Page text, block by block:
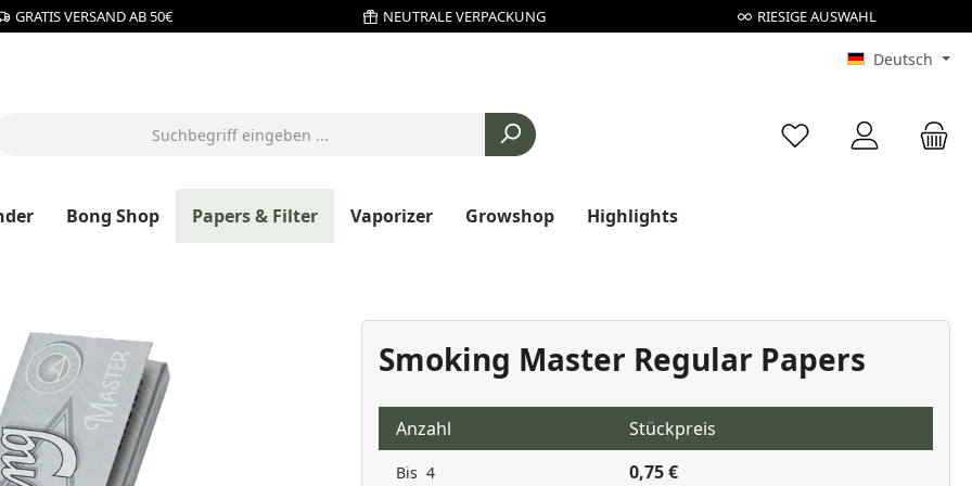
GRATIS VERSAND AB 50€ NEUTRALE VERPACKUNG RIESIGE AUSWAHL
Deutsch
Du hast 0 Produkte
Bong Shop Papers & Filter Vaporizer Growshop Highlights
Smoking Master Regular Papers
Anzahl Stückpreis
Bis 4 0,75 €